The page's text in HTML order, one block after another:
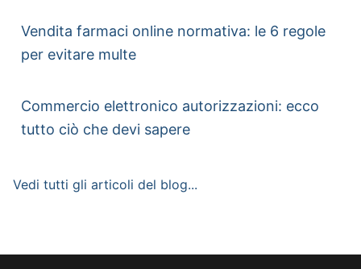
Vendita farmaci online normativa: le 6 regole
per evitare multe
Commercio elettronico autorizzazioni: ecco
tutto ciò che devi sapere
Vedi tutti gli articoli del blog...